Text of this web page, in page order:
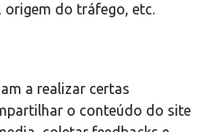
origem do tráfego, etc.
a realizar certas
o conteúdo do site